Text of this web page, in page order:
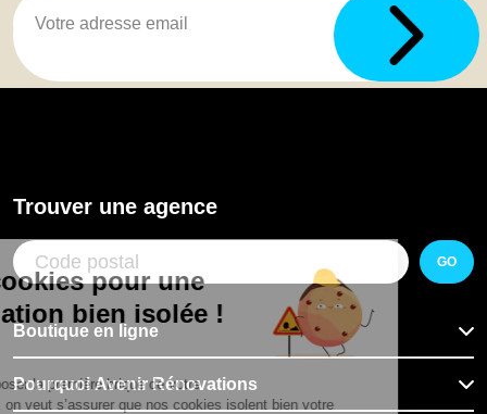
Trouver une agence
GO
Boutique en ligne
Pourquoi Avenir Rénovations